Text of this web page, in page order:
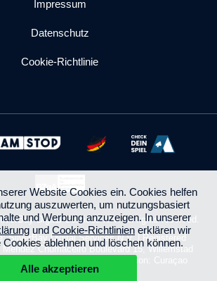
Impressum
Datenschutz
Cookie-Richtlinie
Digital Services N.V. All rights reserved.
SilverBay Digital Services N.V. | Registered
Mendez Chumaceiro Boulevard 15, Willemstad
C 178942| Place of Registration: Curaçao
info@silverbaydigital.com
Website Cookies ein. Cookies helfen
auszuwerten, um nutzungsbasiert
und Werbung anzuzeigen. In unserer
und Cookie-Richtlinien erklären wir
Cookies ablehnen und löschen können.
Alle akzeptieren